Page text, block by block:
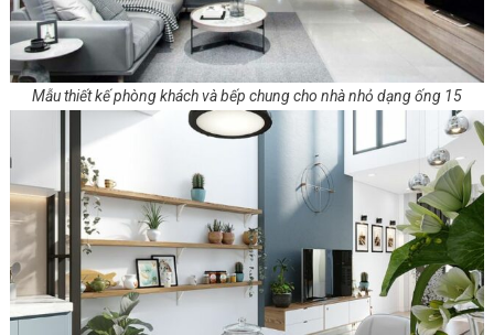
Mẫu thiết kế phòng khách và bếp chung cho nhà nhỏ dạng ống 15